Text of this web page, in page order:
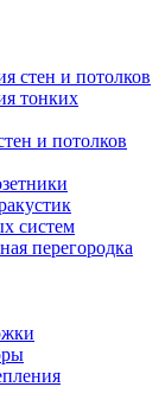
стен и потолков
тонких
и потолков
систем
перегородка